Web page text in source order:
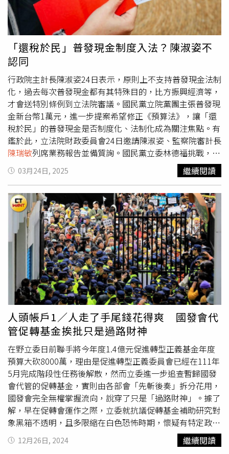
「還稅於民」普發現金制度入法？陳淑姿不
認同
行政院主計長陳淑姿24日表示，原則上不支持普發現金法制
化，過去每次普發現金都有其特殊目的，比方振興經濟等，
才會送特別條例到立法院審議。國民黨立院黨團主張普發現
金新台幣1萬元，進一步提案希望修正《預算法》，讓「還
稅於民」的普發現金是否制度化、法制化成為關注焦點。有
鑑於此，立法院財政委員會24日邀請陳淑姿、監察院審計長
陳瑞敏列席業務報告並備質詢。國民黨立委林德福挑戰，陳
淑姿是否支持「還稅於民」常態、法制化？因為先前前總統
蔡英文政府時期，就曾普發現金6,000元作為COVID-19新冠
疫情之後復甦經濟的好方法，未來是否不妨依此作為普發現
金的門檻，只要收稅剩餘達每人6,000元門檻，是否就該辦
理「普發現金」？陳淑姿則直言，「原則上不支持。」陳淑
姿指出，如果一年度「稅收實徵」超過「預算數額」，並不
代表當年度整體財政有餘，有可能是原先估計過度樂觀等，
因此須先找出原因彌平差短，並扣除「法定還本」，接下來
才是政府可用財源。至於累計賸餘，則需要等審計部肯定
後，再進一步編列預算，況且預算項目中，「民生重要項
目」早已列為優先項目，並不一定要發放白花花的現金，才
代表福國利民。財政部政務次長阮清華也說，如果稅收實徵
超過預算數，則會優先用於還債和減少舉債，有多的才會進
一步挪到歲計賸餘，後續應用可能有民生、弱勢、國防等面
向，必須由行政部門通盤考量，因此普發現金並非常態。陳
淑姿強調，政府當然是「績優股」，但實在並非每年都有財
政有餘，像疫後普發6,000元是有特別條例送到立法院審
議，經過立院審議後才編列預算，當時經濟成長率才2.1％
不理想，希望維持經濟成長動能，才會發放現金。
03月24日, 2025 繼續閱讀
人頭帳戶1／人走了手尾錢花得爽 國發會代
管促轉基金挨批只是過路財神
在野立委日前聯手將今年度1.4億元促進轉型正義基金年度
預算大砍8000萬，理由是促進轉型正義委員會已經在111年
5月完成階段性任務後解散，然而立委進一步追查暫歸國發
會代管的促轉基金，實則由各部會「先斬後奏」拆分花用，
國發會完全無權掌握流向，說穿了只是「過路財神」。據了
解，早在促轉會運作之際，立委就抗議促轉基金補助研究對
象黑箱不透明，且多限縮在白色恐怖時期，懷疑有特定政治
考量，與多數民眾關切的轉型正義對象有極大差異，但是促
轉會堅持一切合法合規，在野立委雖不滿、年年提案要求刪
12月26日, 2024 繼續閱讀